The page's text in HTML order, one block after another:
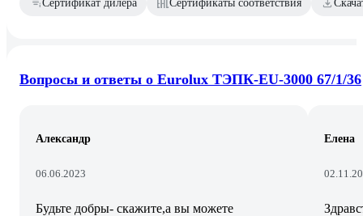
Сертификат дилера Сертификаты соответствия
Вопросы и ответы о Eurolux ТЭПК-EU-3000 67/1/36
Александр
06.06.2023
Будьте добры- скажите,а вы можете
Елена